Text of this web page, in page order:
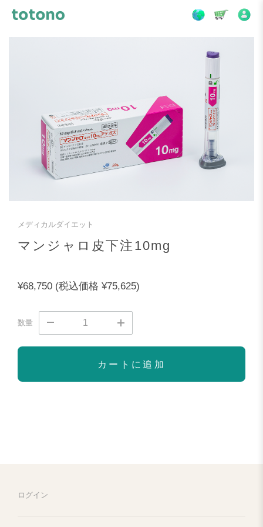
メディカルダイエット
マンジャロ皮下注10mg
¥68,750 (税込価格 ¥75,625)
数量
カートに追加
ログイン